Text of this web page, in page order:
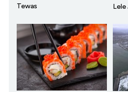
Tewas
Lele